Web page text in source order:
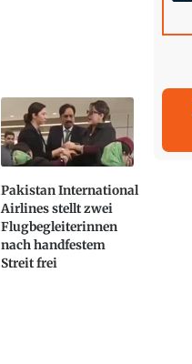
Pakistan International
Airlines stellt zwei
Flugbegleiterinnen
nach handfestem
Streit frei